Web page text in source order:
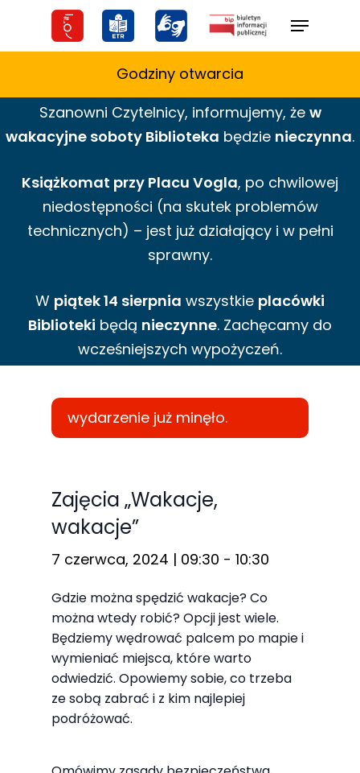
Menu
Godziny otwarcia
Szanowni Czytelnicy, informujemy, że w
wakacyjne soboty Biblioteka będzie nieczynna.
Książkomat przy Placu Vogla, po chwilowej
niedostępności (na skutek problemów
technicznych) – jest już działający i w pełni
sprawny.
W piątek 14 sierpnia wszystkie placówki
Biblioteki będą nieczynne. Zachęcamy do
wcześniejszych wypożyczeń.
wydarzenie już minęło.
Zajęcia „Wakacje,
wakacje”
7 czerwca, 2024 | 09:30 - 10:30
Gdzie można spędzić wakacje? Co
można wtedy robić? Opcji jest wiele.
Będziemy wędrować palcem po mapie i
wymieniać miejsca, które warto
odwiedzić. Opowiemy sobie, co trzeba
ze sobą zabrać i z kim najlepiej
podróżować.
Te pliki cookie
nie są
opcjonalne. Są
one potrzebne
funkcjonowania
strony
internetowej.
Statystyka
Abyśmy mogli
funkcjonalność